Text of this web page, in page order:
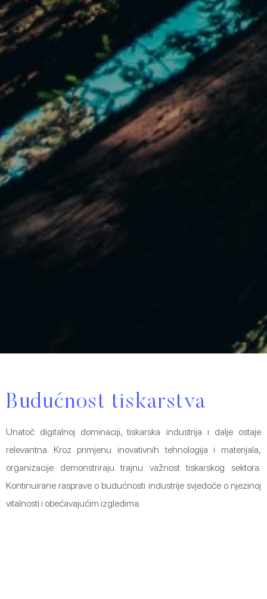
Budućnost tiskarstva
Unatoč digitalnoj dominaciji, tiskarska industrija i dalje ostaje
relevantna. Kroz primjenu inovativnih tehnologija i materijala,
organizacije demonstriraju trajnu važnost tiskarskog sektora.
Kontinuirane rasprave o budućnosti industrije svjedoče o njezinoj
vitalnosti i obećavajućim izgledima.
kreirati proizvode koji su ne samo trajni već i ekološki održivi.
Razmišljanje o materijalima
Uvažavajući važnost materijala u kružnom gospodarstvu,
aktivno promišljamo komponente naših proizvoda radi
olakšavanja recikliranja, ponovne uporabe i prenamjene. Ovo